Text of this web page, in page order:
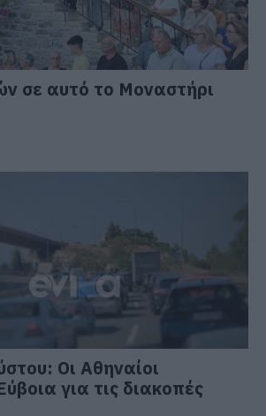
σε αυτό το Μοναστήρι
Οι Αθηναίοι
για τις διακοπές